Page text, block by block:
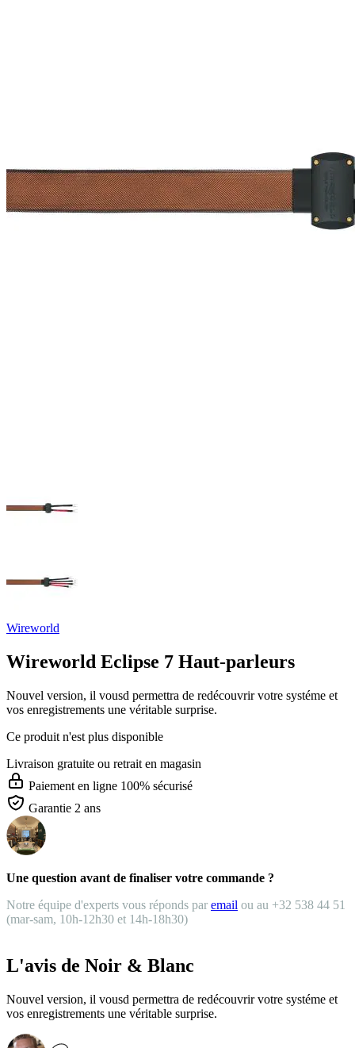
Wireworld
Wireworld Eclipse 7 Haut-parleurs
Nouvel version, il vousd permettra de redécouvrir votre systéme et
vos enregistrements une véritable surprise.
Ce produit n'est plus disponible
Livraison gratuite ou retrait en magasin
Paiement en ligne 100% sécurisé
Garantie 2 ans
Une question avant de finaliser votre commande ?
Notre équipe d'experts vous réponds par email ou au +32 538 44 51
(mar-sam, 10h-12h30 et 14h-18h30)
L'avis de Noir & Blanc
Nouvel version, il vousd permettra de redécouvrir votre systéme et
vos enregistrements une véritable surprise.